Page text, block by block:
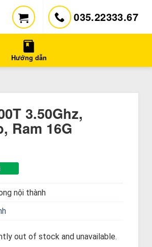
035.22333.67
Hướng dẫn
3.50Ghz,
Ram 16G
nội thành
out of stock and unavailable.